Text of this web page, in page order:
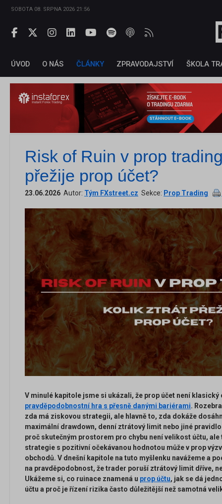
SOBOTA 08. SRPNA 2026 21:56
ÚVOD O NÁS ČLÁNKY ZPRAVODAJSTVÍ ŠKOLA
Risk of Ruin v prop
přežije prop účet?
23.06.2026 Autor: Tým FXstreet.cz Sekce: Prop Trading
V minulé kapitole jsme si ukázali, že prop účet není klasický
pravděpodobnostní hra s přesně danými bariérami.
zda má ziskovou strategii, ale hlavně to, zda dokáže
maximální drawdown, denní ztrátový limit nebo jiné
proč skutečným prostorem pro chybu není velikost účtu,
strategie s pozitivní očekávanou hodnotou může v prop
obchodů. V dnešní kapitole na tuto myšlenku navážeme a
na pravděpodobnost, že trader poruší ztrátový limit dříve,
Ukážeme si, co ruinace znamená u prop účtu, jak se dá
účtu a proč je řízení rizika často důležitější než samotná